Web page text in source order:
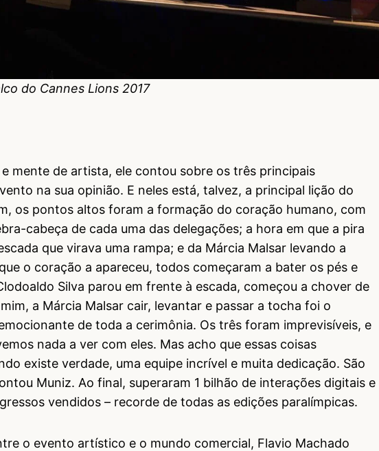
do Cannes Lions 2017
mente de artista, ele contou sobre os três principais
na sua opinião. E neles está, talvez, a principal lição do
os pontos altos foram a formação do coração humano, com
cabeça de cada uma das delegações; a hora em que a pira
que virava uma rampa; e da Márcia Malsar levando a
o coração a apareceu, todos começaram a bater os pés e
Silva parou em frente à escada, começou a chover de
a Márcia Malsar cair, levantar e passar a tocha foi o
de toda a cerimônia. Os três foram imprevisíveis, e
nada a ver com eles. Mas acho que essas coisas
existe verdade, uma equipe incrível e muita dedicação. São
Muniz. Ao final, superaram 1 bilhão de interações digitais e
vendidos – recorde de todas as edições paralímpicas.
o evento artístico e o mundo comercial, Flavio Machado